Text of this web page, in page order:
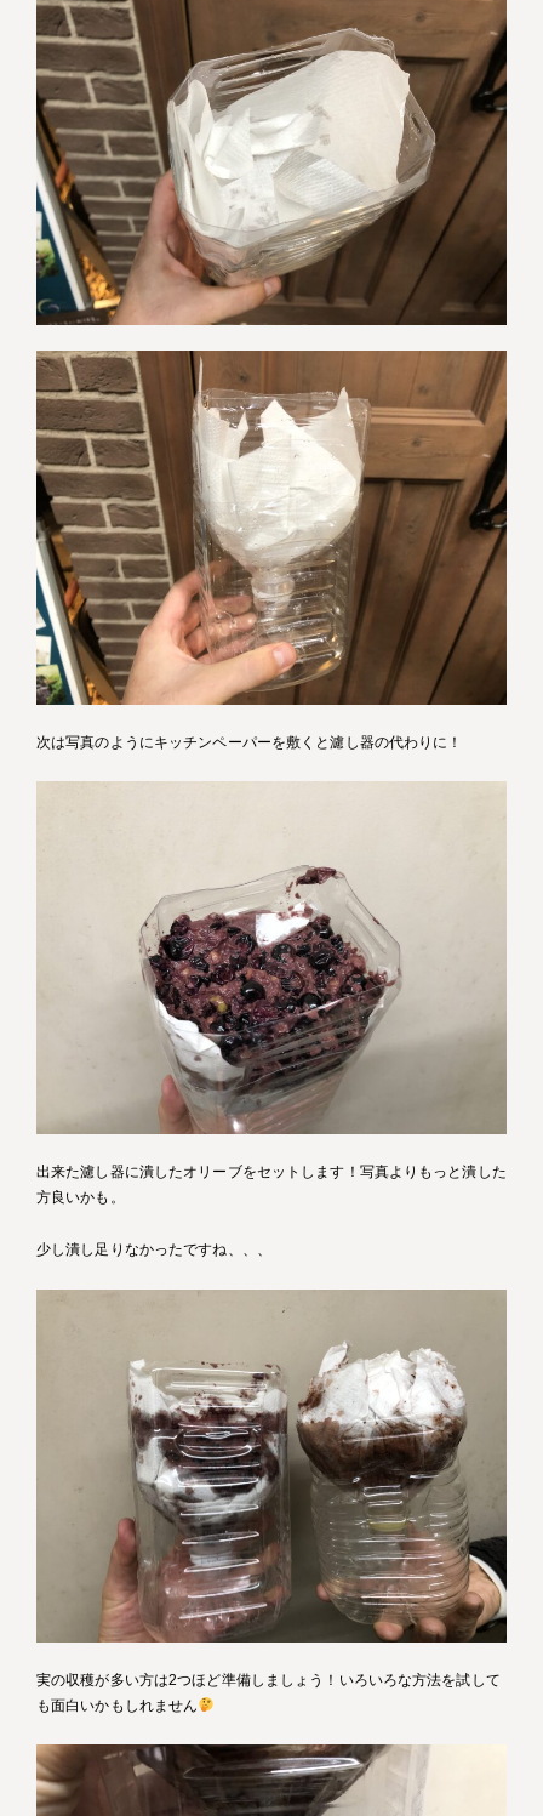
次は写真のようにキッチンペーパーを敷くと濾し器の代わりに！
出来た濾し器に潰したオリーブをセットします！写真よりもっと潰した
方良いかも。
少し潰し足りなかったですね、、、
実の収穫が多い方は2つほど準備しましょう！いろいろな方法を試して
も面白いかもしれません